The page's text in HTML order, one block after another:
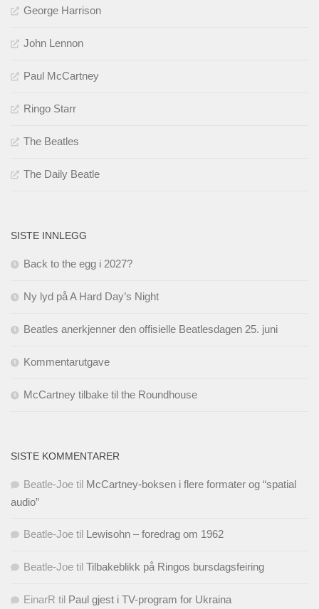
George Harrison
John Lennon
Paul McCartney
Ringo Starr
The Beatles
The Daily Beatle
SISTE INNLEGG
Back to the egg i 2027?
Ny lyd på A Hard Day’s Night
Beatles anerkjenner den offisielle Beatlesdagen 25. juni
Kommentarutgave
McCartney tilbake til the Roundhouse
SISTE KOMMENTARER
Beatle-Joe til McCartney-boksen i flere formater og “spatial
audio”
Beatle-Joe til Lewisohn – foredrag om 1962
Beatle-Joe til Tilbakeblikk på Ringos bursdagsfeiring
EinarR til Paul gjest i TV-program for Ukraina